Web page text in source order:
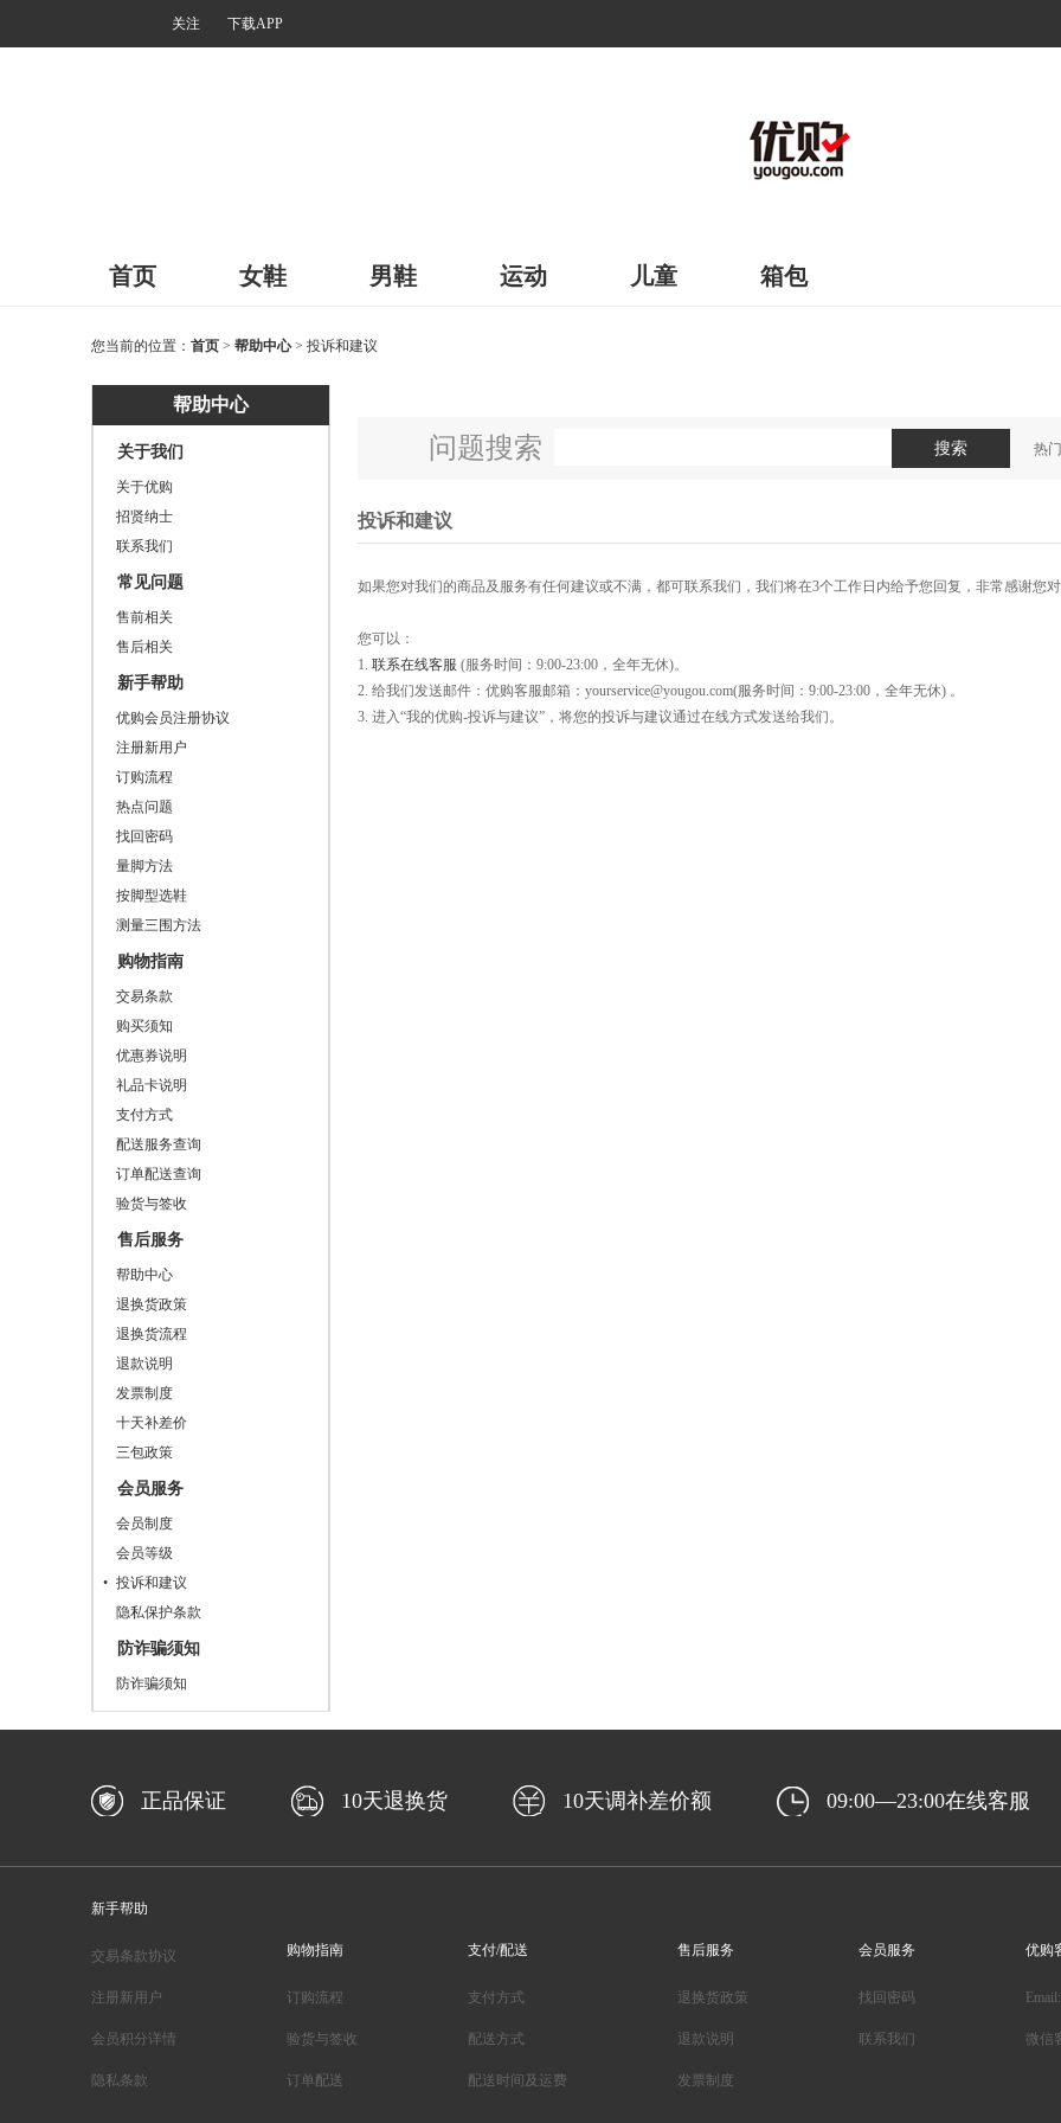
关注 下载APP
首页 女鞋 男鞋 运动 儿童 箱包
您当前的位置： 首页 > 帮助中心> 投诉和建议
帮助中心
关于我们
关于优购
招贤纳士
联系我们
常见问题
售前相关
售后相关
新手帮助
优购会员注册协议
注册新用户
订购流程
热点问题
找回密码
量脚方法
按脚型选鞋
测量三围方法
购物指南
交易条款
购买须知
优惠券说明
礼品卡说明
支付方式
配送服务查询
订单配送查询
验货与签收
售后服务
帮助中心
退换货政策
退换货流程
退款说明
发票制度
十天补差价
三包政策
会员服务
会员制度
会员等级
投诉和建议
隐私保护条款
防诈骗须知
防诈骗须知
问题搜索 搜索 热
投诉和建议
如果您对我们的商品及服务有任何建议或不满，都可联系我们，我们将在3个工作日内给予您回复，非常感谢您对
您可以：
1. 联系在线客服 (服务时间：9:00-23:00，全年无休)。
2. 给我们发送邮件：优购客服邮箱：yourservice@yougou.com(服务时间：9:00-23:00，全年无休) 。
3. 进入“我的优购-投诉与建议”，将您的投诉与建议通过在线方式发送给我们。
正品保证 10天退换货 10天调补差价额 09:00—23:00在线客服
新手帮助
交易条款协议
注册新用户
会员积分详情
隐私条款
购物指南
订购流程
验货与签收
订单配送
支付/配送
支付方式
配送方式
配送时间及运费
售后服务
退换货政策
退款说明
发票制度
会员服务
找回密码
联系我们
优购
微信